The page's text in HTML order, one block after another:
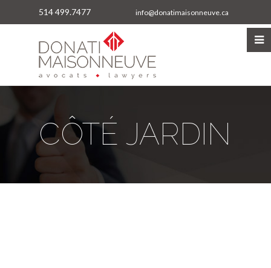
514 499.7477 info@donatimaisonneuve.ca
CÔTÉ JARDIN